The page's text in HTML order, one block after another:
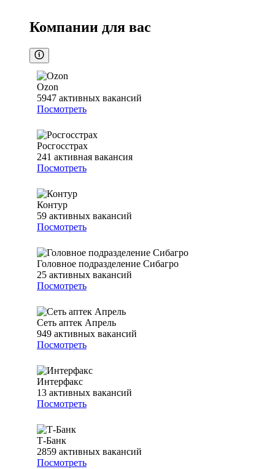
Компании для вас
Ozon
5947 активных вакансий
Посмотреть
Росгосстрах
241 активная вакансия
Посмотреть
Контур
59 активных вакансий
Посмотреть
Головное подразделение Сибагро
25 активных вакансий
Посмотреть
Сеть аптек Апрель
949 активных вакансий
Посмотреть
Интерфакс
13 активных вакансий
Посмотреть
Т-Банк
2859 активных вакансий
Посмотреть